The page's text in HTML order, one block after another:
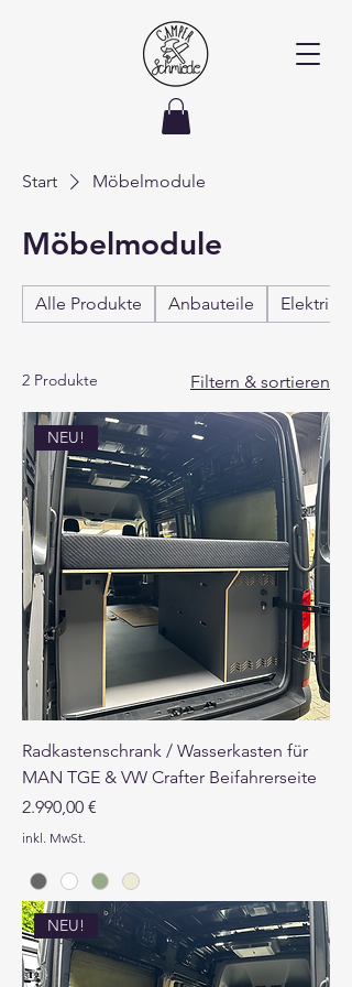
Start Möbelmodule
Möbelmodule
Alle Produkte Anbauteile Elektrik
2 Produkte Filtern & sortieren
NEU!
Radkastenschrank / Wasserkasten für
MAN TGE & VW Crafter Beifahrerseite
Preis
2.990,00 €
inkl. MwSt.
NEU!